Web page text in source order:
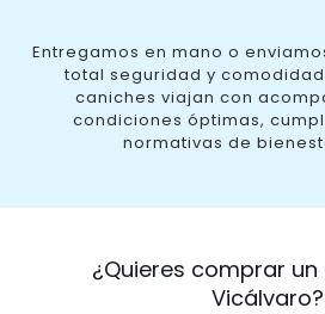
Entregamos en mano o
total seguridad y
caniches viajan con
condiciones óptimas,
normativas de
¿Quieres comprar un
Vicálvaro?